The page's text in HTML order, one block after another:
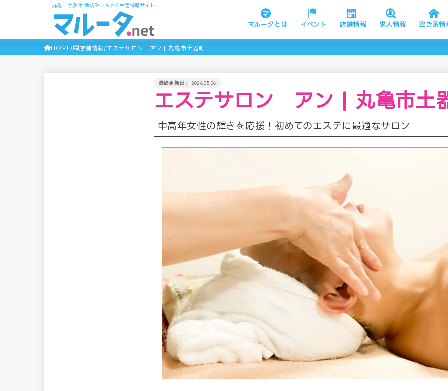
丸亀・宇多津 地域みっちゃく生活情報サイト
マルータとは イベント 店舗情報 求人情報 空き家情
HOME 店舗情報 エステサロン アン | 丸亀市土器町
2026.05.06
エステサロン アン | 丸亀市土
中高年女性の輝きを応援！初めてのエステに最適なサロン